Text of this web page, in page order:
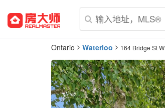
Ontario Waterloo 164 Bridge St W